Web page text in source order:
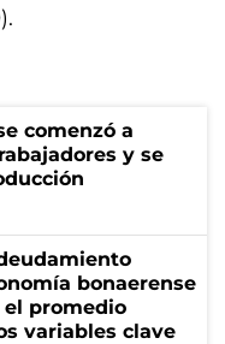
comenzó a
y se
bonaerense
promedio
variables clave